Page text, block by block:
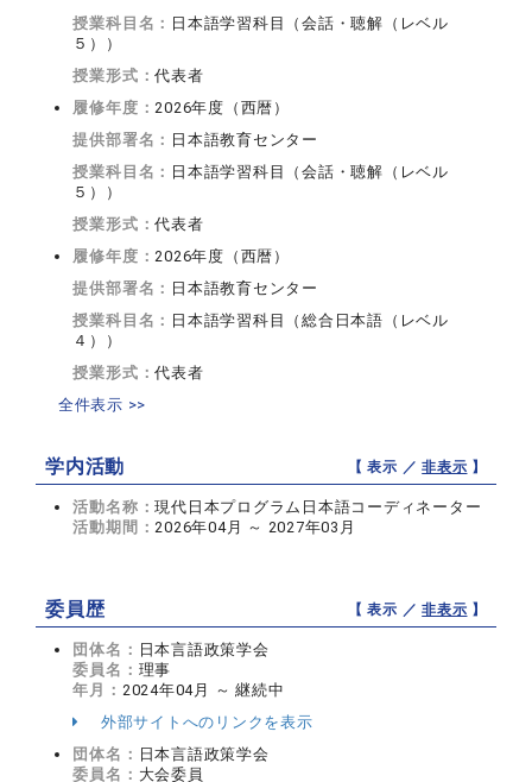
授業科目名： 日本語学習科目（会話・聴解（レベル
５））
授業形式：代表者
履修年度： 2026年度（西暦）
提供部署名： 日本語教育センター
授業科目名： 日本語学習科目（会話・聴解（レベル
５））
授業形式：代表者
履修年度： 2026年度（西暦）
提供部署名： 日本語教育センター
授業科目名： 日本語学習科目（総合日本語（レベル
４））
授業形式：代表者
全件表示 >>
学内活動 【 表示 ／非表示 】
活動名称：現代日本プログラム日本語コーディネーター
活動期間： 2026年04月 ～ 2027年03月
委員歴 【 表示 ／非表示 】
団体名： 日本言語政策学会
委員名： 理事
年月： 2024年04月 ～ 継続中
外部サイトへのリンクを表示
団体名： 日本言語政策学会
委員名： 大会委員